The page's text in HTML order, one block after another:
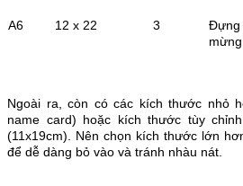
A6 12 x 22 3
Ngoài ra, còn có các kích thước nhỏ
name card) hoặc kích thước tùy
(11x19cm). Nên chọn kích thước lớn
để dễ dàng bỏ vào và tránh nhàu nát.